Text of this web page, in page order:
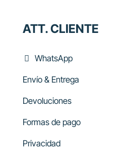
ATT. CLIENTE
WhatsApp
Envío & Entrega
Devoluciones
Formas de pago
Privacidad